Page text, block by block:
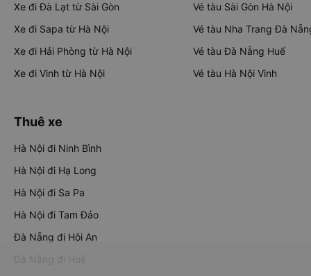
Xe đi Đà Lạt từ Sài Gòn
Xe đi Sapa từ Hà Nội
Xe đi Hải Phòng từ Hà Nội
Xe đi Vinh từ Hà Nội
Vé tàu Sài Gòn Hà Nội
Vé tàu Nha Trang Đà
Vé tàu Đà Nẵng Huế
Vé tàu Hà Nội Vinh
Thuê xe
Hà Nội đi Ninh Bình
Hà Nội đi Hạ Long
Hà Nội đi Sa Pa
Hà Nội đi Tam Đảo
Đà Nẵng đi Hội An
Đà Nẵng đi Huế